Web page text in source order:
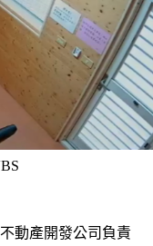
動產開發公司負責